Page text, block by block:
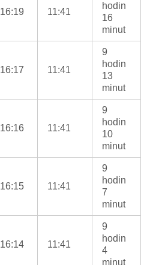
16:19 11:41
hodin
16
minut
16:17 11:41
9
hodin
13
minut
16:16 11:41
9
hodin
10
minut
16:15 11:41
9
hodin
7
minut
16:14 11:41
9
hodin
4
minut